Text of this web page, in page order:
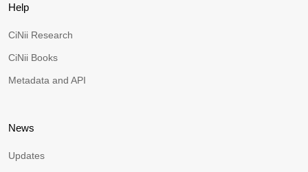
Help
CiNii Research
CiNii Books
Metadata and API
News
Updates